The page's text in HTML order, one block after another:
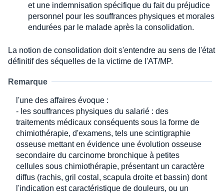
et une indemnisation spécifique du fait du préjudice
personnel pour les souffrances physiques et morales
endurées par le malade après la consolidation.
La notion de consolidation doit s'entendre au sens de l'état
définitif des séquelles de la victime de l'AT/MP.
Remarque
l'une des affaires évoque :
- les souffrances physiques du salarié : des
traitements médicaux conséquents sous la forme de
chimiothérapie, d'examens, tels une scintigraphie
osseuse mettant en évidence une évolution osseuse
secondaire du carcinome bronchique à petites
cellules sous chimiothérapie, présentant un caractère
diffus (rachis, gril costal, scapula droite et bassin) dont
l'indication est caractéristique de douleurs, ou un